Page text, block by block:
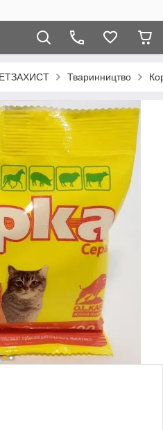
Тваринництво